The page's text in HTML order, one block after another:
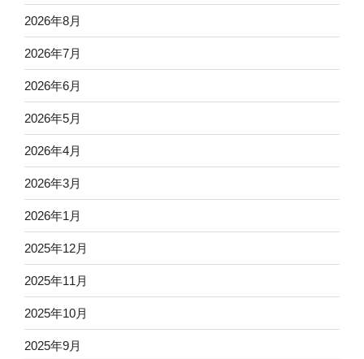
2026年8月
2026年7月
2026年6月
2026年5月
2026年4月
2026年3月
2026年1月
2025年12月
2025年11月
2025年10月
2025年9月